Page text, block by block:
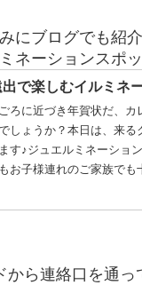
にブログでも紹
ネーションスポ
出で楽しむイルミネ
ろに近づき年賀状だ、
しょうか？本日は、来
す♪ジュエルミネーショ
お子様連れのご家族で
から連絡口を通っ